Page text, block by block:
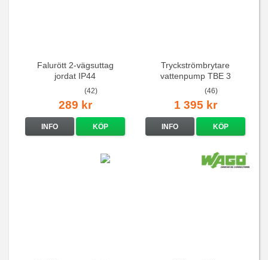
Falurött 2-vägsuttag
jordat IP44
(42)
289 kr
INFO KÖP
Tryckströmbrytare
vattenpump TBE 3
(46)
1 395 kr
INFO KÖP